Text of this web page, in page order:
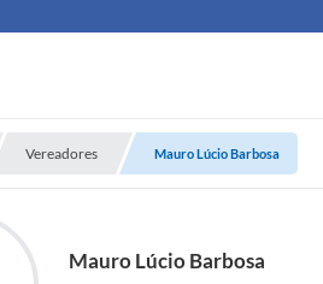
Vereadores Mauro Lúcio Barbosa
Mauro Lúcio Barbosa